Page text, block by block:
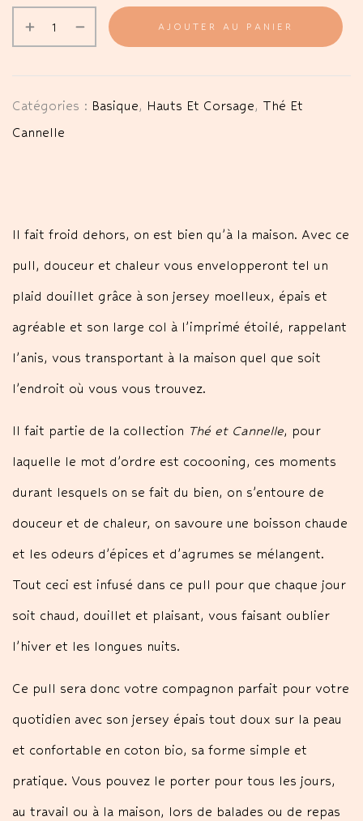
AJOUTER AU PANIER
Catégories : Basique, Hauts Et Corsage, Thé Et
Cannelle
Il fait froid dehors, on est bien qu’à la maison. Avec ce
pull, douceur et chaleur vous envelopperont tel un
plaid douillet grâce à son jersey moelleux, épais et
agréable et son large col à l’imprimé étoilé, rappelant
l’anis, vous transportant à la maison quel que soit
l’endroit où vous vous trouvez.
Il fait partie de la collection Thé et Cannelle, pour
laquelle le mot d’ordre est cocooning, ces moments
durant lesquels on se fait du bien, on s’entoure de
douceur et de chaleur, on savoure une boisson chaude
et les odeurs d’épices et d’agrumes se mélangent.
Tout ceci est infusé dans ce pull pour que chaque jour
soit chaud, douillet et plaisant, vous faisant oublier
l’hiver et les longues nuits.
Ce pull sera donc votre compagnon parfait pour votre
quotidien avec son jersey épais tout doux sur la peau
et confortable en coton bio, sa forme simple et
pratique. Vous pouvez le porter pour tous les jours,
au travail ou à la maison, lors de balades ou de repas